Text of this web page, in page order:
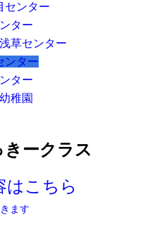
センター
ター
草センター
ンター
ター
稚園
ークラス
はこちら
ます